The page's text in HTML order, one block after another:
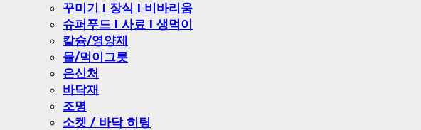
꾸미기 l 장식 l 비바리움
슈퍼푸드 l 사료 l 생먹이
칼슘/영양제
물/먹이그릇
은신처
바닥재
조명
소켓 / 바닥 히팅